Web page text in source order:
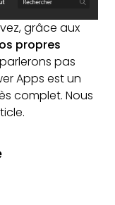
grâce aux
propres
parlerons pas
Apps est un
complet. Nous